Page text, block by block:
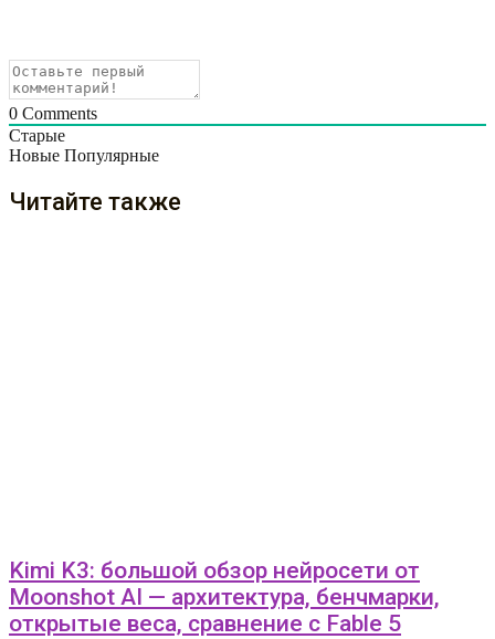
0 Comments
Старые
Новые Популярные
Читайте также
Kimi K3: большой обзор нейросети от
Moonshot AI — архитектура, бенчмарки,
открытые веса, сравнение с Fable 5